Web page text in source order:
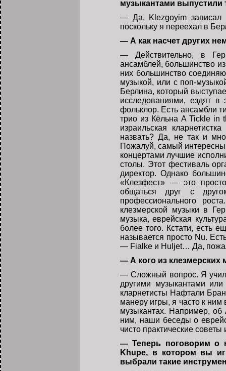
музыкантами выпустили
— Да, Klezgoyim
поскольку я переехал в
— А как насчет других
— Действительно, в
ансамблей, большинство
них большинство
музыкой, или с поп-
Берлина, который
исследованиями, ездят
фольклор. Есть ансамбли
трио из Кёльна A Tickle in
израильская
назвать? Да, не так и
Пожалуй, самый
концертами лучшие
столы. Этот фестиваль
директор. Однако
«Клезфест» — это
общаться друг с
профессионального
клезмерской музыки в
музыка, еврейская
более того. Кстати, есть
называется просто Nu.
— Fialke и Huljet… Да,
— А кого из клезмерских
— Сложный вопрос. Я
другими музыкантами
кларнетисты Нафтали
манеру игры, я часто к
музыкантах. Например,
ним, наши беседы о
чисто практические
— Теперь поговорим о
Khupe, в котором вы
выбрали такие